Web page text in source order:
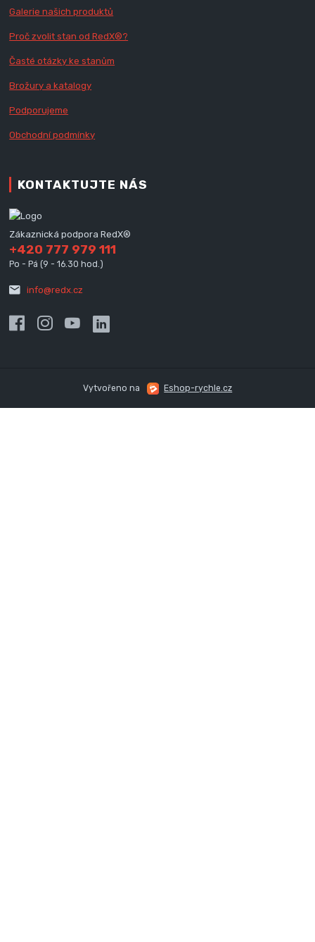
Galerie našich produktů
Proč zvolit stan od RedX®?
Časté otázky ke stanům
Brožury a katalogy
Podporujeme
Obchodní podmínky
KONTAKTUJTE NÁS
Zákaznická podpora RedX®
+420 777 979 111
Po - Pá (9 - 16.30 hod.)
info@redx.cz
Vytvořeno na Eshop-rychle.cz